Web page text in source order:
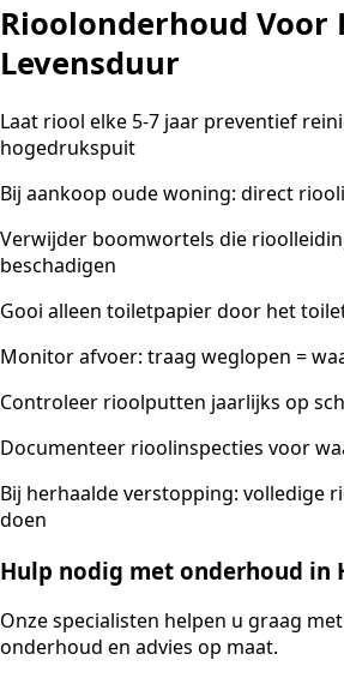
Rioolonderhoud Voor
Levensduur
Laat riool elke 5-7 jaar preventief
hogedrukspuit
Bij aankoop oude woning: direct
Verwijder boomwortels die
beschadigen
Gooi alleen toiletpapier door het
Monitor afvoer: traag weglopen =
Controleer rioolputten jaarlijks op
Documenteer rioolinspecties voor
Bij herhaalde verstopping: volledige
doen
Hulp nodig met onderhoud in
Onze specialisten helpen u graag
onderhoud en advies op maat.